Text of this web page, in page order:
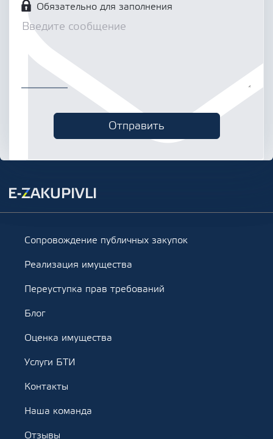
Обязательно для заполнения
Сопровождение публичных закупок
Реализация имущества
Переуступка прав требований
Блог
Оценка имущества
Услуги БТИ
Контакты
Наша команда
Отзывы